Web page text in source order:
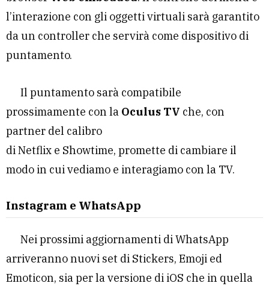
l’interazione con gli oggetti virtuali sarà garantito
da un controller che servirà come dispositivo di
puntamento.
Il puntamento sarà compatibile
prossimamente con la Oculus TV che, con
partner del calibro
di Netflix e Showtime, promette di cambiare il
modo in cui vediamo e interagiamo con la TV.
Instagram e WhatsApp
Nei prossimi aggiornamenti di WhatsApp
arriveranno nuovi set di Stickers, Emoji ed
Emoticon, sia per la versione di iOS che in quella